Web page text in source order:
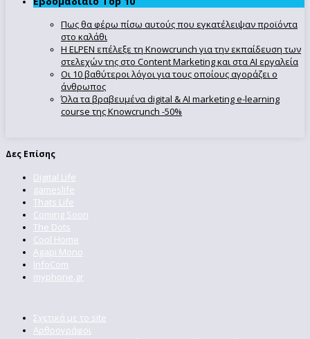
Πως θα φέρω πίσω αυτούς που εγκατέλειψαν προϊόντα
στο καλάθι
Η ELPEN επέλεξε τη Knowcrunch για την εκπαίδευση των
στελεχών της στο Content Marketing και στα AI εργαλεία
Οι 10 βαθύτεροι λόγοι για τους οποίους αγοράζει ο
άνθρωπος
Όλα τα βραβευμένα digital & AI marketing e-learning
course της Knowcrunch -50%
Δες Επίσης
Digital Life
gameslife
Thats Life
Coming Soon
The Dots
Cool Home
Agapi Mono
InfoCom
myphone.gr
Σχετικά με το site
Αρθρογράφοι